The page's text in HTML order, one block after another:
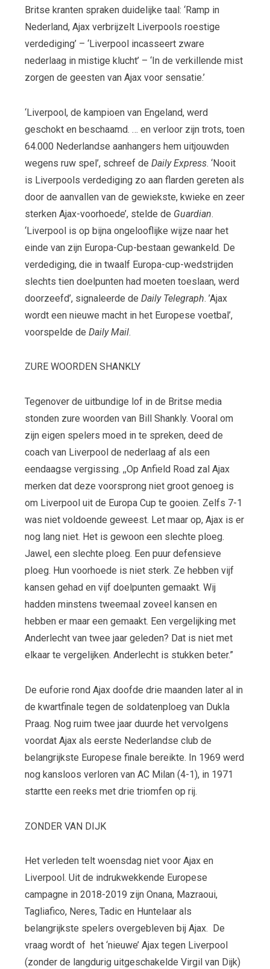
Britse kranten spraken duidelijke taal: ‘Ramp in
Nederland, Ajax verbrijzelt Liverpools roestige
verdediging’ – ‘Liverpool incasseert zware
nederlaag in mistige klucht’ – ‘In de verkillende mist
zorgen de geesten van Ajax voor sensatie.’
‘Liverpool, de kampioen van Engeland, werd
geschokt en beschaamd. … en verloor zijn trots, toen
64.000 Nederlandse aanhangers hem uitjouwden
wegens ruw spel’, schreef de Daily Express. ‘Nooit
is Liverpools verdediging zo aan flarden gereten als
door de aanvallen van de gewiekste, kwieke en zeer
sterken Ajax-voorhoede’, stelde de Guardian.
‘Liverpool is op bijna ongelooflijke wijze naar het
einde van zijn Europa-Cup-bestaan gewankeld. De
verdediging, die in twaalf Europa-cup-wedstrijden
slechts tien doelpunten had moeten toeslaan, werd
doorzeefd’, signaleerde de Daily Telegraph. ’Ajax
wordt een nieuwe macht in het Europese voetbal’,
voorspelde de Daily Mail.
ZURE WOORDEN SHANKLY
Tegenover de uitbundige lof in de Britse media
stonden zure woorden van Bill Shankly. Vooral om
zijn eigen spelers moed in te spreken, deed de
coach van Liverpool de nederlaag af als een
eendaagse vergissing. ,,Op Anfield Road zal Ajax
merken dat deze voorsprong niet groot genoeg is
om Liverpool uit de Europa Cup te gooien. Zelfs 7-1
was niet voldoende geweest. Let maar op, Ajax is er
nog lang niet. Het is gewoon een slechte ploeg.
Jawel, een slechte ploeg. Een puur defensieve
ploeg. Hun voorhoede is niet sterk. Ze hebben vijf
kansen gehad en vijf doelpunten gemaakt. Wij
hadden minstens tweemaal zoveel kansen en
hebben er maar een gemaakt. Een vergelijking met
Anderlecht van twee jaar geleden? Dat is niet met
elkaar te vergelijken. Anderlecht is stukken beter.”
De euforie rond Ajax doofde drie maanden later al in
de kwartfinale tegen de soldatenploeg van Dukla
Praag. Nog ruim twee jaar duurde het vervolgens
voordat Ajax als eerste Nederlandse club de
belangrijkste Europese finale bereikte. In 1969 werd
nog kansloos verloren van AC Milan (4-1), in 1971
startte een reeks met drie triomfen op rij.
ZONDER VAN DIJK
Het verleden telt woensdag niet voor Ajax en
Liverpool. Uit de indrukwekkende Europese
campagne in 2018-2019 zijn Onana, Mazraoui,
Tagliafico, Neres, Tadic en Huntelaar als
belangrijkste spelers overgebleven bij Ajax. De
vraag wordt of het ‘nieuwe’ Ajax tegen Liverpool
(zonder de langdurig uitgeschakelde Virgil van Dijk)